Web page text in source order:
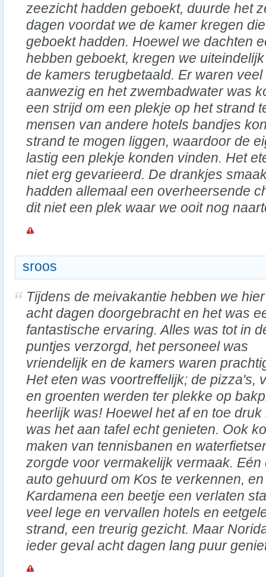
zeezicht hadden geboekt, duurde het
dagen voordat we de kamer kregen
geboekt hadden. Hoewel we dachten
hebben geboekt, kregen we
de kamers terugbetaald. Er waren
aanwezig en het zwembadwater was
een strijd om een plekje op het strand
mensen van andere hotels bandjes
strand te mogen liggen, waardoor de
lastig een plekje konden vinden. Het
niet erg gevarieerd. De drankjes
hadden allemaal een overheersende
dit niet een plek waar we ooit nog
sroos
Tijdens de meivakantie hebben we hier
acht dagen doorgebracht en het was
fantastische ervaring. Alles was tot in
puntjes verzorgd, het personeel was
vriendelijk en de kamers waren
Het eten was voortreffelijk; de pizza's,
en groenten werden ter plekke op
heerlijk was! Hoewel het af en toe
was het aan tafel echt genieten. Ook
maken van tennisbanen en
zorgde voor vermakelijk vermaak.
auto gehuurd om Kos te verkennen,
Kardamena een beetje een verlaten
veel lege en vervallen hotels en
strand, een treurig gezicht. Maar
ieder geval acht dagen lang puur